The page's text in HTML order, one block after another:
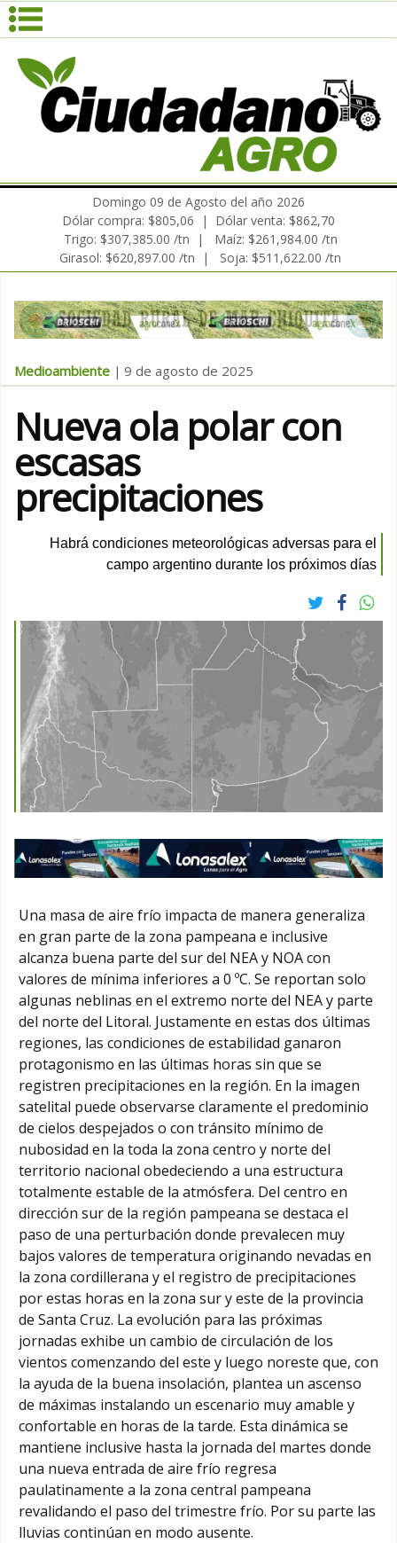
Dólar compra: $805,06 | Dólar venta: $862,70
Trigo: $307,385.00 /tn | Maíz: $261,984.00 /tn
Girasol: $620,897.00 /tn | Soja: $511,622.00 /tn
Domingo 09 de Agosto del año 2026
Medioambiente | 9 de agosto de 2025
Nueva ola polar con
escasas
precipitaciones
Habrá condiciones meteorológicas adversas para el
campo argentino durante los próximos días
Una masa de aire frío impacta de manera generaliza
en gran parte de la zona pampeana e inclusive
alcanza buena parte del sur del NEA y NOA con
valores de mínima inferiores a 0 ºC. Se reportan solo
algunas neblinas en el extremo norte del NEA y parte
del norte del Litoral. Justamente en estas dos últimas
regiones, las condiciones de estabilidad ganaron
protagonismo en las últimas horas sin que se
registren precipitaciones en la región. En la imagen
satelital puede observarse claramente el predominio
de cielos despejados o con tránsito mínimo de
nubosidad en la toda la zona centro y norte del
territorio nacional obedeciendo a una estructura
totalmente estable de la atmósfera. Del centro en
dirección sur de la región pampeana se destaca el
paso de una perturbación donde prevalecen muy
bajos valores de temperatura originando nevadas en
la zona cordillerana y el registro de precipitaciones
por estas horas en la zona sur y este de la provincia
de Santa Cruz. La evolución para las próximas
jornadas exhibe un cambio de circulación de los
vientos comenzando del este y luego noreste que, con
la ayuda de la buena insolación, plantea un ascenso
de máximas instalando un escenario muy amable y
confortable en horas de la tarde. Esta dinámica se
mantiene inclusive hasta la jornada del martes donde
una nueva entrada de aire frío regresa
paulatinamente a la zona central pampeana
revalidando el paso del trimestre frío. Por su parte las
lluvias continúan en modo ausente.